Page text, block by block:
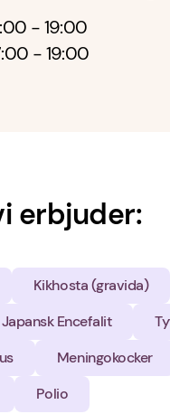
- 19:00
- 19:00
erbjuder:
Kikhosta (gravida)
Japansk Encefalit
Meningokocker
Polio